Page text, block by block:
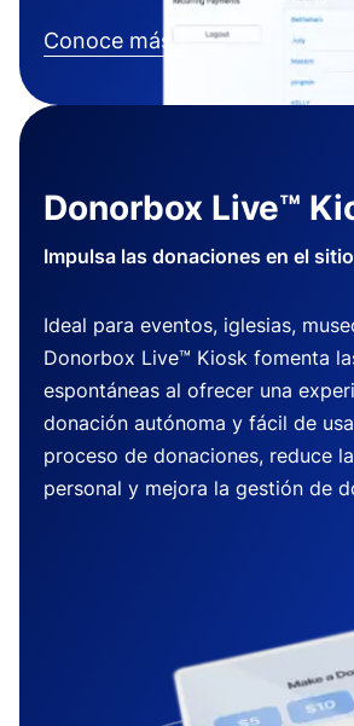
Conoce más
Donorbox Live™
Impulsa las donaciones en el sitio
Ideal para eventos, iglesias,
Donorbox Live™ Kiosk fomenta
espontáneas al ofrecer una
donación autónoma y fácil de
proceso de donaciones, reduce
personal y mejora la gestión de